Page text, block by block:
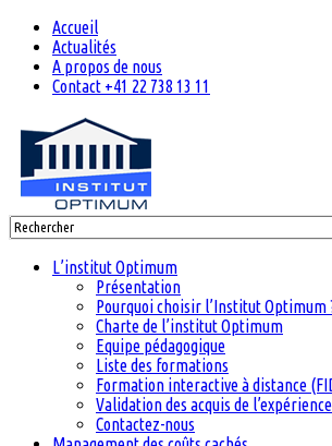
Accueil
Actualités
A propos de nous
Contact +41 22 738 13 11
L’institut Optimum
Présentation
Pourquoi choisir l’Institut Optimum
Charte de l’institut Optimum
Equipe pédagogique
Liste des formations
Formation interactive à distance
Validation des acquis de
Contactez-nous